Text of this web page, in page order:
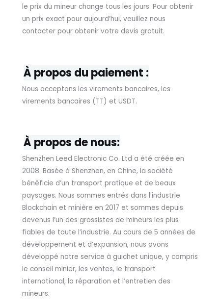
le prix du mineur change tous les jours. Pour obtenir
un prix exact pour aujourd’hui, veuillez nous
contacter pour obtenir votre devis gratuit.
À propos du paiement :
Nous acceptons les virements bancaires, les
virements bancaires (TT) et USDT.
À propos de nous:
Shenzhen Leed Electronic Co. Ltd a été créée en
2008. Basée à Shenzhen, en Chine, la société
bénéficie d’un transport pratique et de beaux
paysages. Nous sommes entrés dans l’industrie
Blockchain et minière en 2017 et sommes depuis
devenus l’un des grossistes de mineurs les plus
fiables de toute l’industrie. Au cours de 5 années de
développement et d’expansion, nous avons
développé notre service à guichet unique, y compris
le conseil minier, les ventes, le transport
international, la réparation et l’entretien des
mineurs.